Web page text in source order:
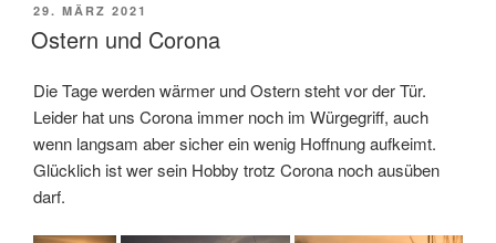
VERÖFFENTLICHT
AM
29. MÄRZ 2021
Ostern und Corona
Die Tage werden wärmer und Ostern steht vor der Tür.
Leider hat uns Corona immer noch im Würgegriff, auch
wenn langsam aber sicher ein wenig Hoffnung aufkeimt.
Glücklich ist wer sein Hobby trotz Corona noch ausüben
darf.